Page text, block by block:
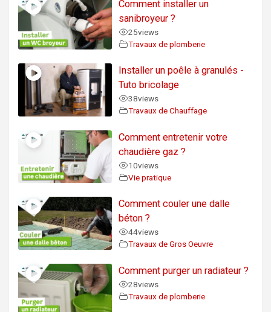
Comment installer un
sanibroyeur ?
25views
Travaux de plomberie
Installer un poêle à granulés -
Tuto bricolage
38views
Travaux de Chauffage
Comment entretenir votre
chaudière gaz ?
10views
Vie pratique
Comment couler une dalle
béton ?
44views
Travaux de Gros Oeuvre
Comment purger un radiateur ?
28views
Travaux de plomberie